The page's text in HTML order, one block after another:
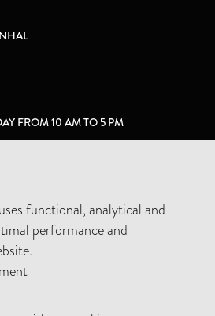
functional, analytical and
performance and
FROM 10 AM TO 5 PM